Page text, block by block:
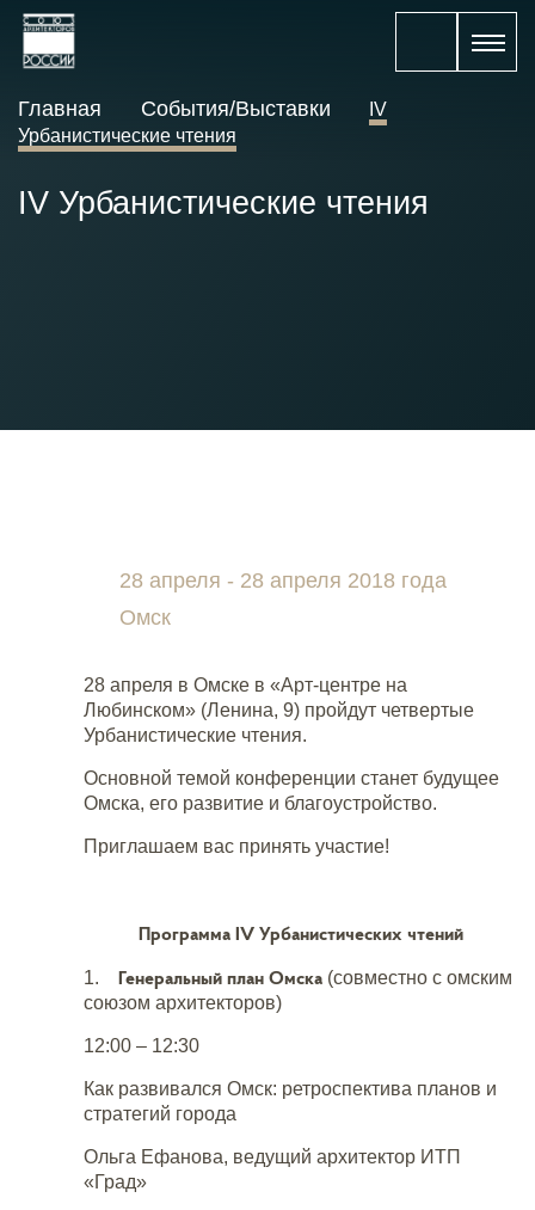
Главная События/Выставки
IV
Урбанистические чтения
IV Урбанистические чтения
28 апреля - 28 апреля 2018 года
Омск
28 апреля в Омске в «Арт-центре на
Любинском» (Ленина, 9) пройдут четвертые
Урбанистические чтения.
Основной темой конференции станет будущее
Омска, его развитие и благоустройство.
Приглашаем вас принять участие!
Программа IV Урбанистических чтений
1. Генеральный план Омска (совместно с омским
союзом архитекторов)
12:00 – ­12:30
Как развивался Омск: ретроспектива планов и
стратегий города
Ольга Ефанова, ведущий архитектор ИТП
«Град»